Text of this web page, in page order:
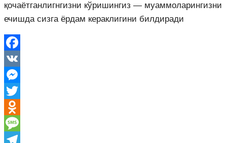
қочаётганлигнгизни кўришингиз — муаммоларингизни
ечишда сизга ёрдам кераклигини билдиради
Facebook
VK
Messenger
Twitter
Odnoklassniki
Message